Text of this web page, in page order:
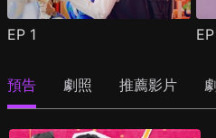
EP 1 EP
預告 劇照 推薦影片